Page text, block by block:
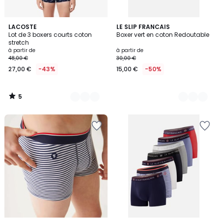
LACOSTE
Lot de 3 boxers courts coton
stretch
à partir de
48,00 €
27,00 € -43%
5
/
5
2
Couleurs
5
/
LE SLIP FRANCAIS
Boxer vert en coton Redoutable
à partir de
30,00 €
15,00 € -50%
31
Couleurs